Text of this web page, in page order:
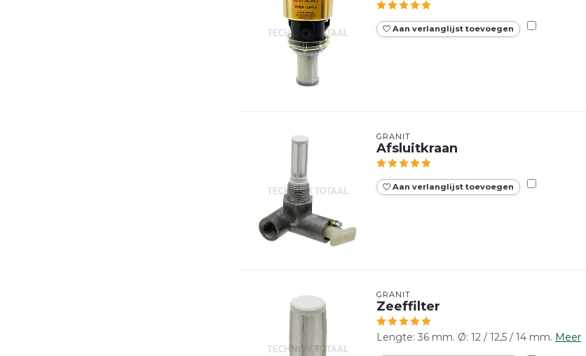
Aan verlanglijst toevoegen
GRANIT
Afsluitkraan
Aan verlanglijst toevoegen
GRANIT
Zeeffilter
Lengte: 36 mm. Ø: 12 / 12,5 / 14 mm. Meer